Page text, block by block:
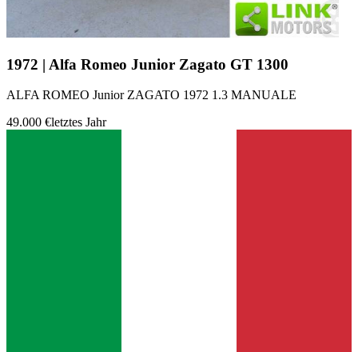
1972 | Alfa Romeo Junior Zagato GT 1300
ALFA ROMEO Junior ZAGATO 1972 1.3 MANUALE
49.000 €letztes Jahr